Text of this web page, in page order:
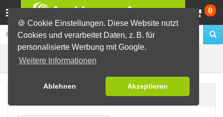
🍪 Cookie Einstellungen. Diese Website nutzt
Cookies und verarbeitet Daten, z. B. für
personalisierte Werbung mit Google.
Weitere Informationen
Ablehnen Akzeptieren
0
Buttons erstellen Preisschleifen